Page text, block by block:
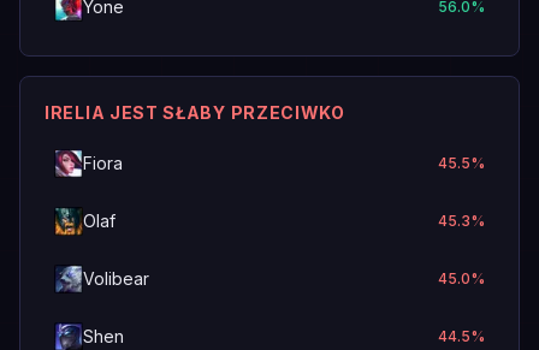
Yone 56.0%
IRELIA JEST SŁABY PRZECIWKO
Fiora 45.5%
Olaf 45.3%
Volibear 45.0%
Shen 44.5%